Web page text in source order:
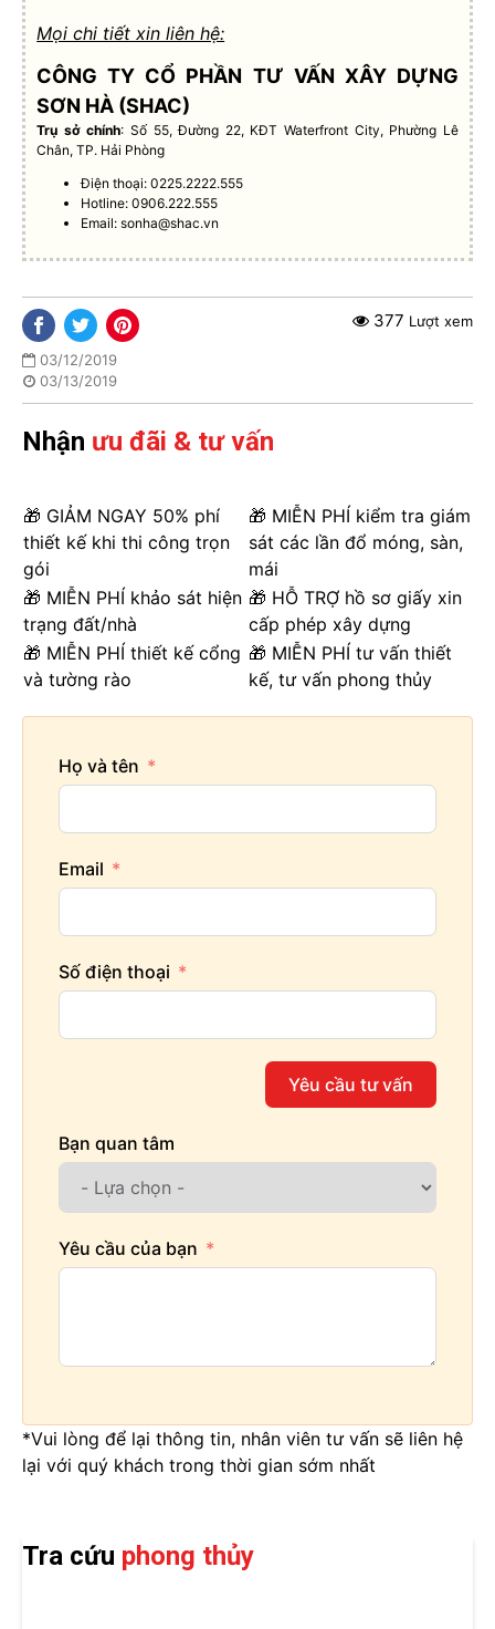
Mọi chi tiết xin liên hệ:
CÔNG TY CỔ PHẦN TƯ VẤN XÂY DỰNG
SƠN HÀ (SHAC)
Trụ sở chính: Số 55, Đường 22, KĐT Waterfront City, Phường Lê
Chân, TP. Hải Phòng
Điện thoại: 0225.2222.555
Hotline: 0906.222.555
Email:sonha@shac.vn
03/12/2019
03/13/2019
377 Lượt xem
Nhận ưu đãi & tư vấn
🎁 GIẢM NGAY 50% phí
thiết kế khi thi công trọn
gói
🎁 MIỄN PHÍ kiểm tra giám
sát các lần đổ móng, sàn,
mái
🎁 MIỄN PHÍ khảo sát hiện
trạng đất/nhà
🎁 HỖ TRỢ hồ sơ giấy xin
cấp phép xây dựng
🎁 MIỄN PHÍ thiết kế cổng
và tường rào
🎁 MIỄN PHÍ tư vấn thiết
kế, tư vấn phong thủy
Họ và tên
Email
Số điện thoại
Yêu cầu tư vấn
Bạn quan tâm
Yêu cầu của bạn
*Vui lòng để lại thông tin, nhân viên tư vấn sẽ liên hệ
lại với quý khách trong thời gian sớm nhất
Tra cứu phong thủy